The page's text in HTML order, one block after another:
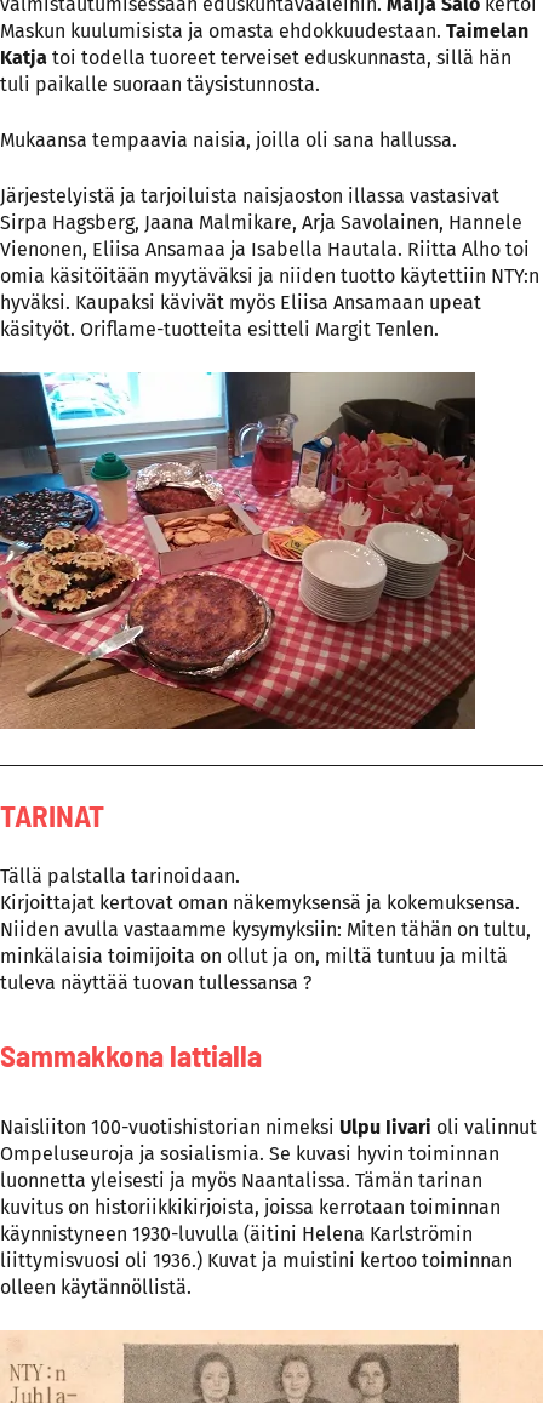
Maskun kuulumisista ja omasta ehdokkuudestaan. Taimelan
Katja toi todella tuoreet terveiset eduskunnasta, sillä hän
tuli paikalle suoraan täysistunnosta.
Mukaansa tempaavia naisia, joilla oli sana hallussa.
Järjestelyistä ja tarjoiluista naisjaoston illassa vastasivat
Sirpa Hagsberg, Jaana Malmikare, Arja Savolainen, Hannele
Vienonen, Eliisa Ansamaa ja Isabella Hautala. Riitta Alho toi
omia käsitöitään myytäväksi ja niiden tuotto käytettiin NTY:n
hyväksi. Kaupaksi kävivät myös Eliisa Ansamaan upeat
käsityöt. Oriflame-tuotteita esitteli Margit Tenlen.
TARINAT
Tällä palstalla tarinoidaan.
Kirjoittajat kertovat oman näkemyksensä ja kokemuksensa.
Niiden avulla vastaamme kysymyksiin: Miten tähän on tultu,
minkälaisia toimijoita on ollut ja on, miltä tuntuu ja miltä
tuleva näyttää tuovan tullessansa ?
Sammakkona lattialla
Naisliiton 100-vuotishistorian nimeksi Ulpu Iivari oli valinnut
Ompeluseuroja ja sosialismia. Se kuvasi hyvin toiminnan
luonnetta yleisesti ja myös Naantalissa. Tämän tarinan
kuvitus on historiikkikirjoista, joissa kerrotaan toiminnan
käynnistyneen 1930-luvulla (äitini Helena Karlströmin
liittymisvuosi oli 1936.) Kuvat ja muistini kertoo toiminnan
olleen käytännöllistä.